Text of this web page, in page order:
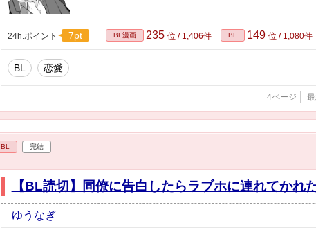
24h.ポイント 7pt BL漫画 235 位 / 1,406件 BL 149 位 / 1,080件
BL 恋愛
4ページ
BL 完結
【BL読切】同僚に告白したらラブホに連れてかれ
ゆうなぎ